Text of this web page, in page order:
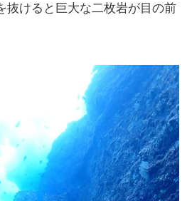
抜けると巨大な二枚岩が目の前